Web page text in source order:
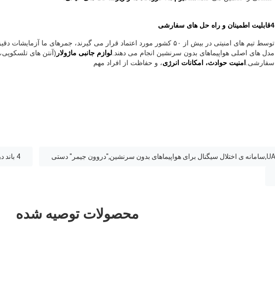
4قابلیت اطمینان و راه حل های سفارشی
توسط تیم های امنیتی در بیش از ۵۰ کشور مورد اعتماد قرار می گیرند، جمرهای ما
مدل های اصلی هواپیماهای بدون سرنشین انجام می دهند. لوازم جانبی ماژولار (آنتن های
سفارشی.
امنیت حوادث، امکانات انرژی، و حفاظت از افراد مهم
4 باند درون جمر دستي,نوع سپر (شيلد),4 باند جمر فرکانس رادیویی درون
محصولات توصیه شده